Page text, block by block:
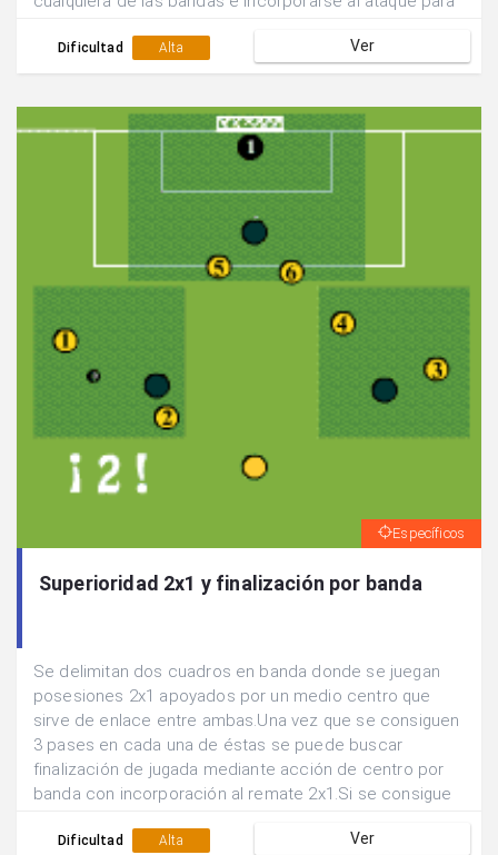
consiguen en 5 min y se rotan las funciones de los
equipos.
Dificultad Alta Ver
Específicos
Superioridad 2x1 y finalización por banda
Se delimitan dos cuadros en banda donde se juegan
posesiones 2x1 apoyados por un medio centro que
sirve de enlace entre ambas.Una vez que se consiguen
3 pases en cada una de éstas se puede buscar
finalización de jugada mediante acción de centro por
banda con incorporación al remate 2x1.Si se consigue
rotan las posiciones.
Dificultad Alta Ver